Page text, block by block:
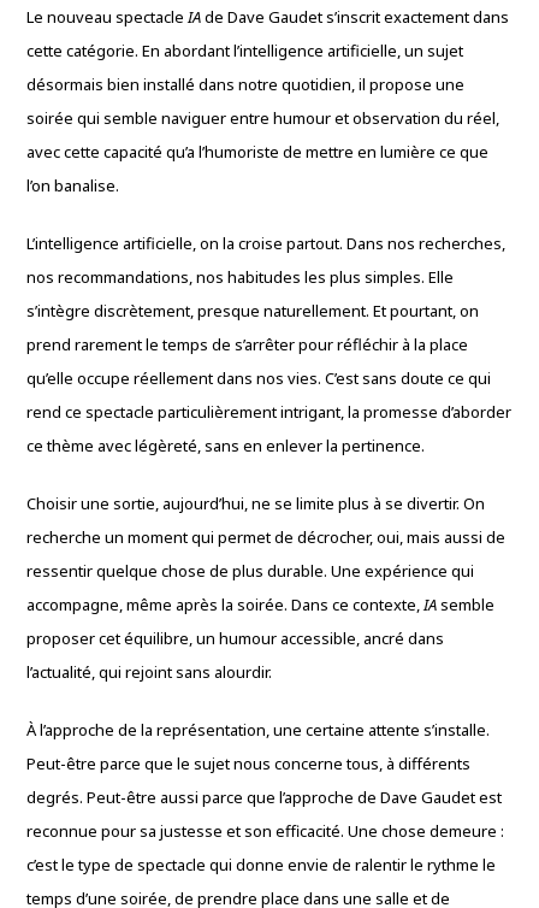
Le nouveau spectacleIAde Dave Gaudet s’inscrit exactement dans
cette catégorie. En abordant l’intelligence artificielle, un sujet
désormais bien installé dans notre quotidien, il propose une
soirée qui semble naviguer entre humour et observation du réel,
avec cette capacité qu’a l’humoriste de mettre en lumière ce que
l’on banalise.
L’intelligence artificielle, on la croise partout. Dans nos recherches,
nos recommandations, nos habitudes les plus simples. Elle
s’intègre discrètement, presque naturellement. Et pourtant, on
prend rarement le temps de s’arrêter pour réfléchir à la place
qu’elle occupe réellement dans nos vies. C’est sans doute ce qui
rend ce spectacle particulièrement intrigant, la promesse d’aborder
ce thème avec légèreté, sans en enlever la pertinence.
Choisir une sortie, aujourd’hui, ne se limite plus à se divertir. On
recherche un moment qui permet de décrocher, oui, mais aussi de
ressentir quelque chose de plus durable. Une expérience qui
accompagne, même après la soirée. Dans ce contexte,IAsemble
proposer cet équilibre, un humour accessible, ancré dans
l’actualité, qui rejoint sans alourdir.
À l’approche de la représentation, une certaine attente s’installe.
Peut-être parce que le sujet nous concerne tous, à différents
degrés. Peut-être aussi parce que l’approche de Dave Gaudet est
reconnue pour sa justesse et son efficacité. Une chose demeure :
c’est le type de spectacle qui donne envie de ralentir le rythme le
temps d’une soirée, de prendre place dans une salle et de